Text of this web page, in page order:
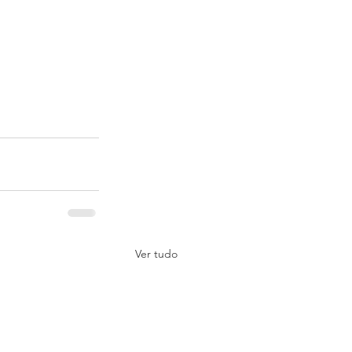
Ver tudo